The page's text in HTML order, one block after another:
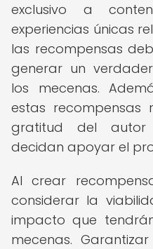
exclusivo a
experiencias únicas
las recompensas
generar un
los mecenas.
estas recompensas
gratitud del
decidan apoyar el
Al crear
considerar la
impacto que
mecenas.